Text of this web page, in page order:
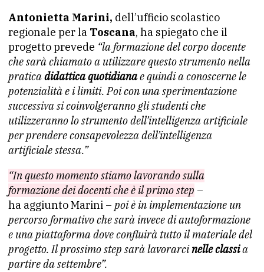
Antonietta Marini, dell’ufficio scolastico
regionale per la Toscana, ha spiegato che il
progetto prevede “la formazione del corpo docente
che sarà chiamato a utilizzare questo strumento nella
praticadidattica quotidianae quindi a conoscerne le
potenzialità e i limiti. Poi con una sperimentazione
successiva si coinvolgeranno gli studenti che
utilizzeranno lo strumento dell’intelligenza artificiale
per prendere consapevolezza dell’intelligenza
artificiale stessa.”
“In questo momento stiamo lavorando sulla
formazione dei docenti che è il primo step –
ha aggiunto Marini – poi è in implementazione un
percorso formativo che sarà invece di autoformazione
e una piattaforma dove confluirà tutto il materiale del
progetto. Il prossimo step sarà lavorarcinelle classia
partire da settembre”.